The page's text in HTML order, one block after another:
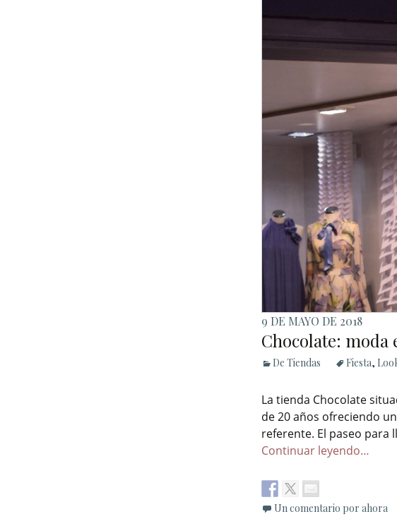
9 DE MAYO DE 2018
Chocolate: moda
De Tiendas Fiesta,
La tienda Chocolate
de 20 años ofreciendo
referente. El paseo para
Continuar leyendo…
Un comentario por ahora